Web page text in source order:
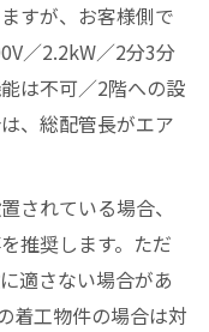
すが、お客様側で
／2.2kW／2分3分
は不可／2階への設
、総配管長がエア
されている場合、
推奨します。ただ
適さない場合があ
着工物件の場合は対